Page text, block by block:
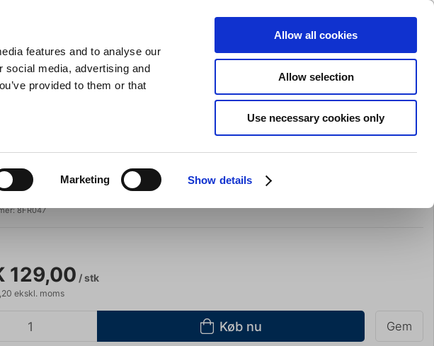
features and to analyse our
social media, advertising and
provided to them or that
Marketing Show details
Allow all cookies
Allow selection
Use necessary cookies only
Søg Indkøbskurv (0)
Barudstyr Tilbud Brands Slibning
Silikone 1/3 GN, 6 runde
8FR047
129,00 / stk
ekskl. moms
Køb nu Gem